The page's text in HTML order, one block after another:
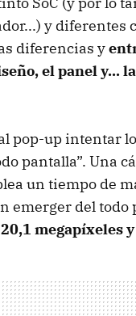
y diferentes
diferencias y
el panel y...
pop-up intentar
pantalla”. Una
un tiempo de
emerger del todo
megapíxeles